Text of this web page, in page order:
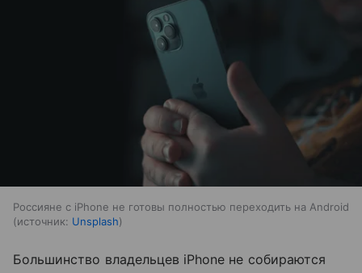
Россияне с iPhone не готовы полностью переходить на Android
источник: Unsplash
Большинство владельцев iPhone не собираются